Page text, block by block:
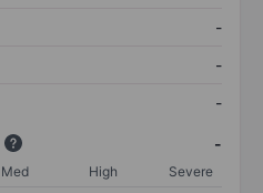
-
-
-
-
Med High
Severe